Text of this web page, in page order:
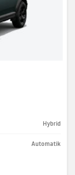
Hybrid
Automatik